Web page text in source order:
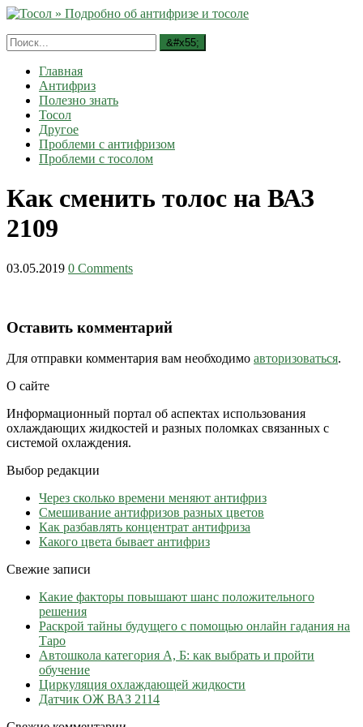
Главная
Антифриз
Полезно знать
Тосол
Другое
Проблеми с антифризом
Проблеми с тосолом
Как сменить толос на ВАЗ
2109
03.05.2019 0 Comments
Оставить комментарий
Для отправки комментария вам необходимо авторизоваться.
О сайте
Информационный портал об аспектах использования
охлаждающих жидкостей и разных поломках связанных с
системой охлаждения.
Выбор редакции
Через сколько времени меняют антифриз
Cмешивание антифризов разных цветов
Как разбавлять концентрат антифриза
Какого цвета бывает антифриз
Свежие записи
Какие факторы повышают шанс положительного
решения
Раскрой тайны будущего с помощью онлайн гадания на
Таро
Автошкола категория А, Б: как выбрать и пройти
обучение
Циркуляция охлаждающей жидкости
Датчик ОЖ ВАЗ 2114